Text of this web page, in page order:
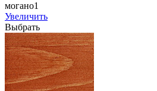
могано1
Увеличить
Выбрать